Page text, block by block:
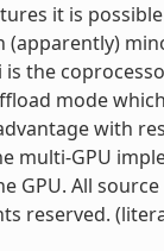
it is
the
mode
with
multi-GPU
GPU. All
reserved.